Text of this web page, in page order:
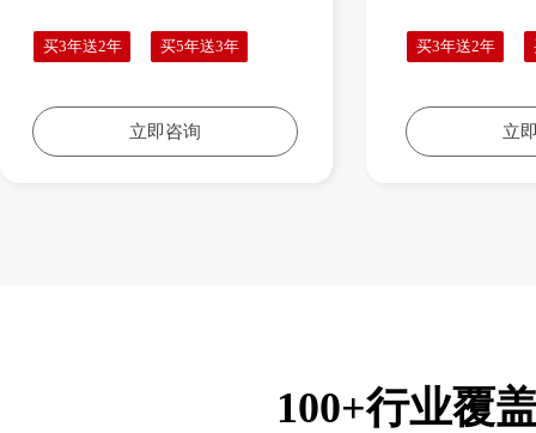
买3年送2年 买5年送3年
立即咨询
买3年送2年
立
100+行业覆